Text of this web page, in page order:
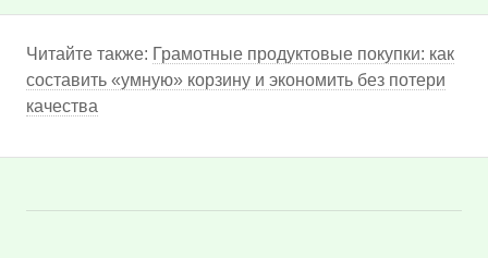
Читайте также: Грамотные продуктовые покупки: как
составить «умную» корзину и экономить без потери
качества